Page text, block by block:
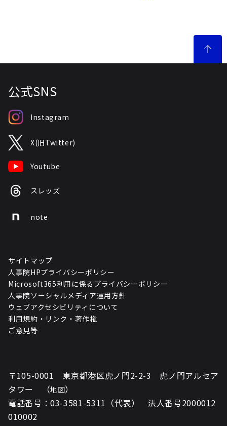
公式SNS
Instagram
X(旧Twitter)
Youtube
スレッズ
note
サイトマップ
人事院HPプライバシーポリシー
Microsoft365利用に係るプライバシーポリシー
人事院ソーシャルメディア運用方針
ウェブアクセシビリティについて
利用規約・リンク・著作権
ご意見等
〒105-0001 東京都港区虎ノ門2-2-3 虎ノ門アルセア
タワー （地図）
電話番号：03-3581-5311（代表） 法人番号2000012
010002